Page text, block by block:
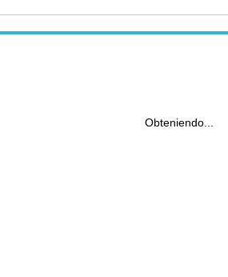
Obteniendo...